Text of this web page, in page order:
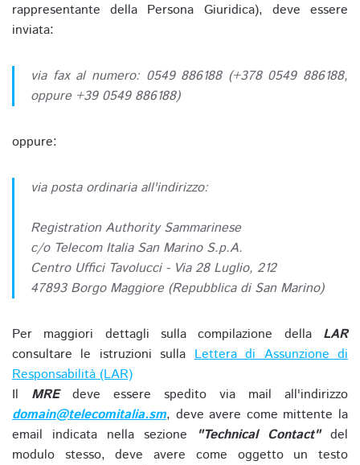
rappresentante della Persona Giuridica), deve essere
inviata:
via fax al numero: 0549 886188 (+378 0549 886188,
oppure +39 0549 886188)
oppure:
via posta ordinaria all'indirizzo:
Registration Authority Sammarinese
c/o Telecom Italia San Marino S.p.A.
Centro Uffici Tavolucci - Via 28 Luglio, 212
47893 Borgo Maggiore (Repubblica di San Marino)
Per maggiori dettagli sulla compilazione della LAR
consultare le istruzioni sullaLettera di Assunzione di
Responsabilità (LAR)
Il MREdeve essere spedito via mail all'indirizzo
domain@telecomitalia.sm, deve avere come mittente la
email indicata nella sezione
"Technical Contact"del
modulo stesso, deve avere come oggetto un testo